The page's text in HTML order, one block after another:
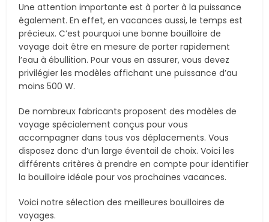
Une attention importante est à porter à la puissance
également. En effet, en vacances aussi, le temps est
précieux. C’est pourquoi une bonne bouilloire de
voyage doit être en mesure de porter rapidement
l’eau à ébullition. Pour vous en assurer, vous devez
privilégier les modèles affichant une puissance d’au
moins 500 W.
De nombreux fabricants proposent des modèles de
voyage spécialement conçus pour vous
accompagner dans tous vos déplacements. Vous
disposez donc d’un large éventail de choix. Voici les
différents critères à prendre en compte pour identifier
la bouilloire idéale pour vos prochaines vacances.
Voici notre sélection des meilleures bouilloires de
voyages.